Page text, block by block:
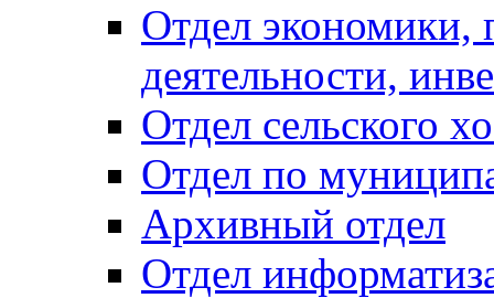
Отдел экономики,
деятельности,
Отдел сельского
Отдел по
Архивный отдел
Отдел